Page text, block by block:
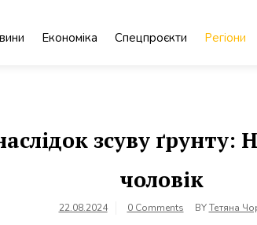
Економіка Спецпроєкти Регіони
зсуву
чоловік
22.08.2024 0 Comments BYТетяна